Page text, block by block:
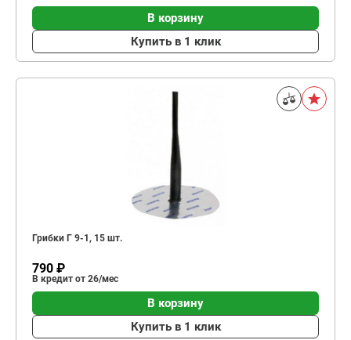
В корзину
Купить в 1 клик
Грибки Г 9-1, 15 шт.
790 ₽
В кредит от 26/мес
В корзину
Купить в 1 клик